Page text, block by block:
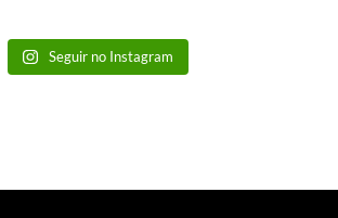
Seguir no Instagram